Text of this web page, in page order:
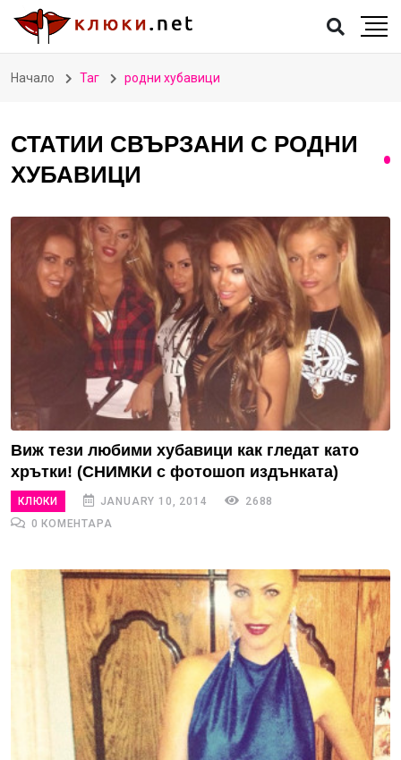
Начало Таг родни хубавици
СТАТИИ СВЪРЗАНИ С РОДНИ
ХУБАВИЦИ
Виж тези любими хубавици как гледат като
хрътки! (СНИМКИ с фотошоп издънката)
КЛЮКИ JANUARY 10, 2014
2688
0 КОМЕНТАРА